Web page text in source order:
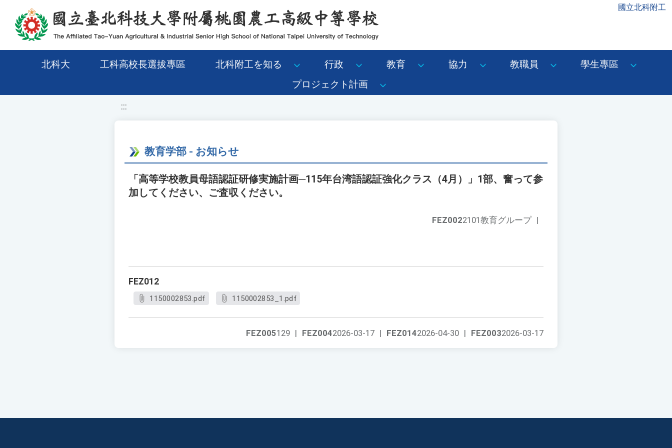
移至網頁之主要內容區位置 國立北科附工
北科大 工科高校長選拔專區 北科附工を知る 行政 教育 協力 教職員
學生專區
プロジェクト計画
:::
教育学部 - お知らせ
「高等学校教員母語認証研修実施計画─115年台湾語認証強化クラス（4月）」1部、奮って参
加してください、ご査収ください。
FEZ0022101教育グループ |
FEZ012
1150002853.pdf 1150002853_1.pdf
FEZ0032026-03-17
FEZ0142026-04-30 |
FEZ0042026-03-17 |
FEZ005129 |